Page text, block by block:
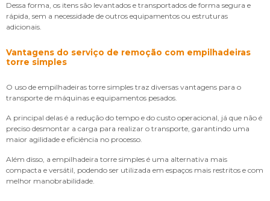
Dessa forma, os itens são levantados e transportados de forma segura e
rápida, sem a necessidade de outros equipamentos ou estruturas
adicionais.
Vantagens do serviço de remoção com empilhadeiras
torre simples
O uso de empilhadeiras torre simples traz diversas vantagens para o
transporte de máquinas e equipamentos pesados.
A principal delas é a redução do tempo e do custo operacional, já que não é
preciso desmontar a carga para realizar o transporte, garantindo uma
maior agilidade e eficiência no processo.
Além disso, a empilhadeira torre simples é uma alternativa mais
compacta e versátil, podendo ser utilizada em espaços mais restritos e com
melhor manobrabilidade.